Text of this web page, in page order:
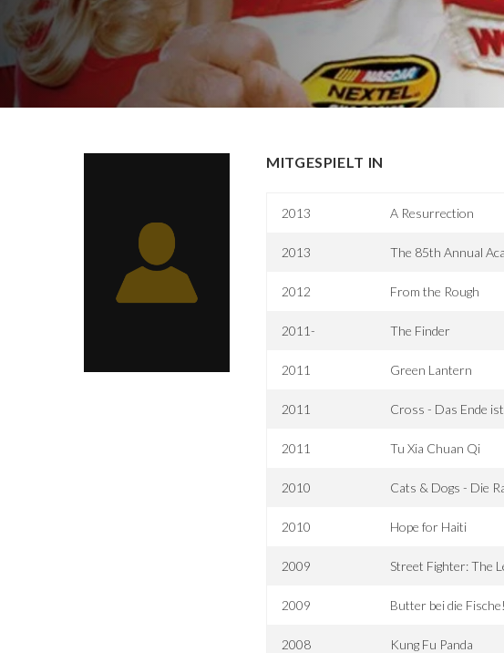
MITGESPIELT IN
2013 A Resurrection
2013 The 85th Annual
2012 From the Rough
2011- The Finder
2011 Green Lantern
2011 Cross - Das Ende
2011 Tu Xia Chuan Qi
2010 Cats & Dogs - Die
2010 Hope for Haiti
2009 Street Fighter: The
2009 Butter bei die Fische!
2008 Kung Fu Panda